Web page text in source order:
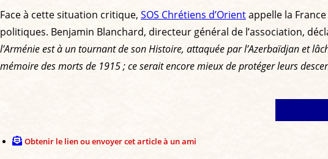
Face à cette situation critique, SOS Chrétiens d’Orientappelle la
politiques. Benjamin Blanchard, directeur général de l’association,
l’Arménie est à un tournant de son Histoire, attaquée par l’Azerbaïdjan et
mémoire des morts de 1915 ; ce serait encore mieux de protéger leurs
Obtenir le lien ou envoyer cet article à un ami